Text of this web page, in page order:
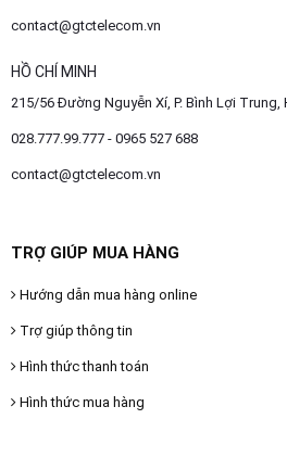
contact@gtctelecom.vn
HỒ CHÍ MINH
215/56 Đường Nguyễn Xí, P. Bình Lợi Trung,
028.777.99.777 - 0965 527 688
contact@gtctelecom.vn
TRỢ GIÚP MUA HÀNG
Hướng dẫn mua hàng online
Trợ giúp thông tin
Hình thức thanh toán
Hình thức mua hàng